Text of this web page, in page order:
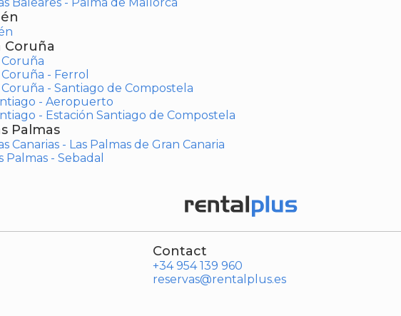
Coruña
Coruña
Coruña - Ferrol
Coruña - Santiago de Compostela
- Aeropuerto
- Estación Santiago de Compostela
Palmas
Canarias - Las Palmas de Gran Canaria
Palmas - Sebadal
Contact
+34 954 139 960
reservas@rentalplus.es